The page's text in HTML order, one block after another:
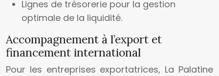
Lignes de trésorerie pour la gestion
optimale de la liquidité.
Accompagnement à l’export et
financement international
Pour les entreprises exportatrices, La Palatine